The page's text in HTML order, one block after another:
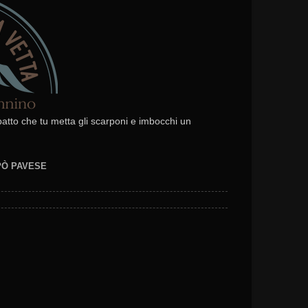
che tu metta gli scarponi e imbocchi un
PAVESE